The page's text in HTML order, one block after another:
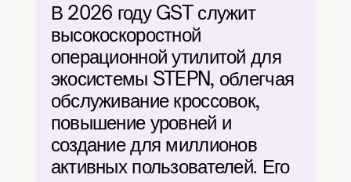
В 2026 году GST служит
высокоскоростной
операционной утилитой для
экосистемы STEPN, облегчая
обслуживание кроссовок,
повышение уровней и
создание для миллионов
активных пользователей. Его